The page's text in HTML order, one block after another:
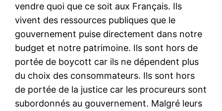
vendre quoi que ce soit aux Français. Ils
vivent des ressources publiques que le
gouvernement puise directement dans notre
budget et notre patrimoine. Ils sont hors de
portée de boycott car ils ne dépendent plus
du choix des consommateurs. Ils sont hors
de portée de la justice car les procureurs sont
subordonnés au gouvernement. Malgré leurs